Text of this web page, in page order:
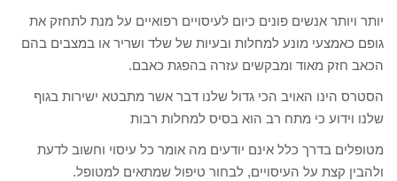
יותר ויותר אנשים פונים כיום לעיסויים רפואיים על מנת לתחזק את
גופם כאמצעי מונע למחלות ובעיות של שלד ושריר או במצבים בהם
הכאב חזק מאוד ומבקשים עזרה בהפגת כאבם.
הסטרס הינו האויב הכי גדול שלנו דבר אשר מתבטא ישירות בגוף
שלנו וידוע כי מתח רב הוא בסיס למחלות רבות
מטופלים בדרך כלל אינם יודעים מה אומר כל עיסוי וחשוב לדעת
ולהבין קצת על העיסויים, לבחור טיפול שמתאים למטופל.